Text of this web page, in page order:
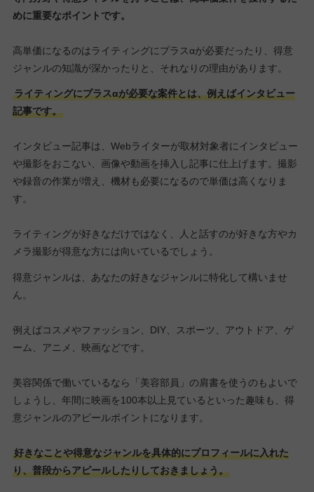
めに重要なポイントです。
高単価になるのはライティングにプラスαが必要だったり、得意
ジャンルの知識が深かったりと、それなりの理由があります。
ライティングにプラスαが必要な案件とは、例えばインタビュー
記事です。
インタビュー記事は、Webライターが取材対象者にインタビュー
や撮影をおこない、画像や動画を挿入し記事に仕上げます。撮影
や録音の作業が増え、機材も必要になるので単価は高くなりま
す。
ライティングが好きなだけではなく、人と話すのが好きな方やカ
メラ撮影が得意な方には向いているでしょう。
得意ジャンルは、あなたの好きなジャンルに特化して構いませ
ん。
例えばコスメやファッション、DIY、スポーツ、アウトドア、ゲ
ーム、アニメ、映画などです。
美容関係で働いているなら「美容部員」の肩書を使うのもよいで
しょうし、年間に映画を100本以上見ているといった趣味も、得
意ジャンルのアピールポイントになります。
好きなことや得意なジャンルを具体的にプロフィールに入れた
り、普段からアピールしたりしておきましょう。